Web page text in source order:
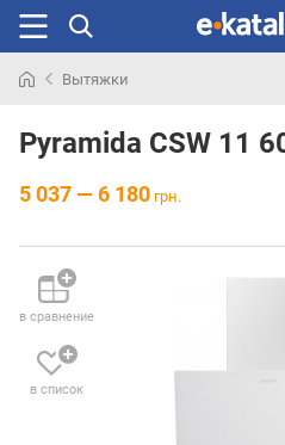
раньше
Вытяжки
Pyramida CSW 11
5 037 — 6 180 грн.
в сравнение
в список